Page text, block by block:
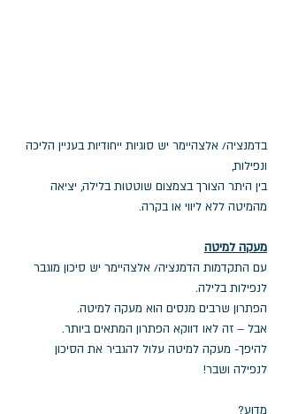
בדמנציה/ אלצהיימר יש סוגיות ייחודיות בעניין הליכה
ונפילות,
בין היתר הצורך בצמצום שוטטות בלילה, יציאה
מהמיטה ללא ליווי או בקרה.
מעקה למיטה
עם התקדמות הדמנציה/ אלצהיימר יש סיכון מוגבר
לנפילות בלילה.
הפתרון שרבים מנסים הוא מעקה למיטה.
אבל – זה לאו דווקא הפתרון המתאים ביותר.
להיפך- מעקה למיטה עלול להגביר את הסיכון
לנפילה ושבר!
מדוע?